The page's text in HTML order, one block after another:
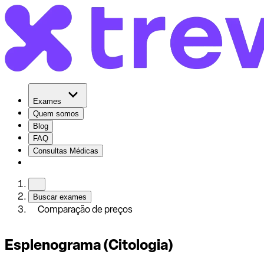
Exames
Quem somos
Blog
FAQ
Consultas Médicas
Buscar exames
Comparação de preços
Esplenograma (Citologia)